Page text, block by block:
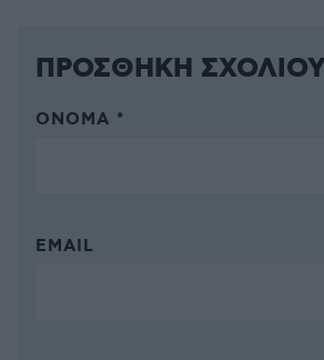
ΠΡΟΣΘΗΚΗ ΣΧΟΛΙΟΥ
ΌΝΟΜΑ *
EMAIL